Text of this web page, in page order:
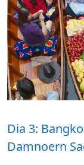
Dia 3:
Damnoern